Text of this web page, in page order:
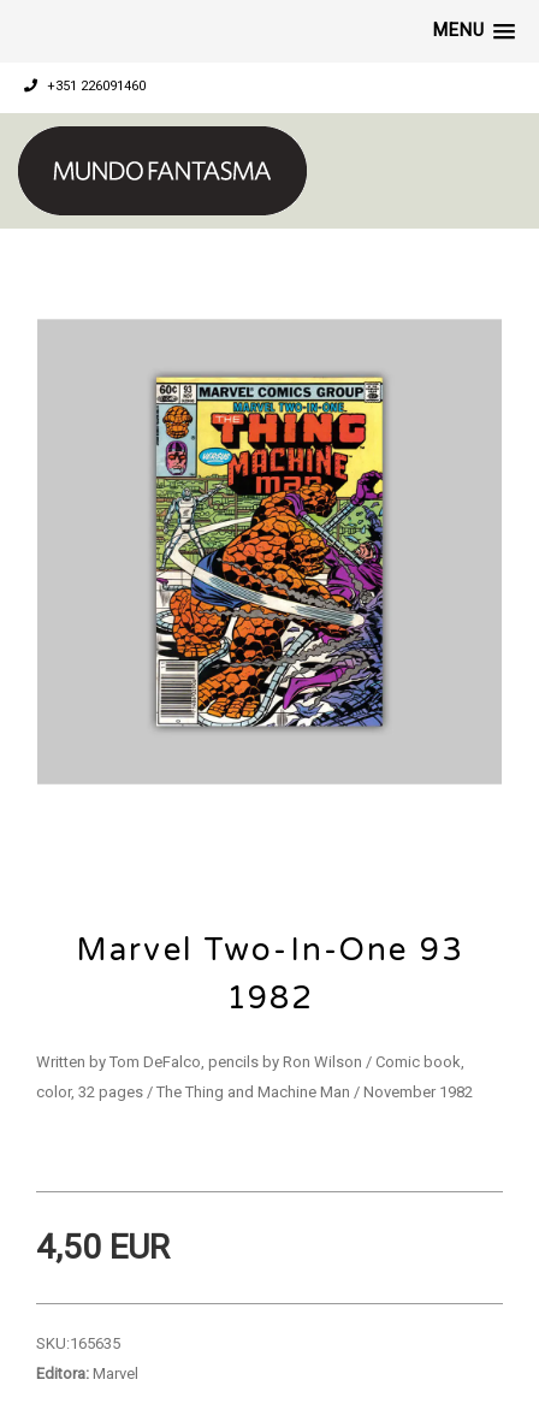
MENU
+351 226091460
Marvel Two-In-One 93
1982
Written by Tom DeFalco, pencils by Ron Wilson / Comic book,
color, 32 pages / The Thing and Machine Man / November 1982
4,50 EUR
SKU:165635
Editora: Marvel